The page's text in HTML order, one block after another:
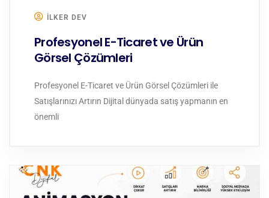
ILKER DEV
Profesyonel E-Ticaret ve Ürün
Görsel Çözümleri
Profesyonel E-Ticaret ve Ürün Görsel Çözümleri ile
Satışlarınızı Artırın Dijital dünyada satış yapmanın en
önemli